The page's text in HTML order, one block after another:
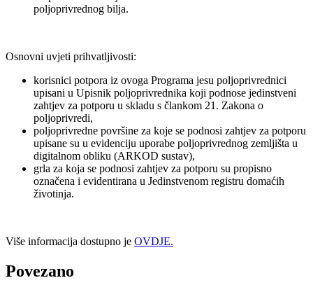
poljoprivrednog bilja.
Osnovni uvjeti prihvatljivosti:
korisnici potpora iz ovoga Programa jesu poljoprivrednici
upisani u Upisnik poljoprivrednika koji podnose jedinstveni
zahtjev za potporu u skladu s člankom 21. Zakona o
poljoprivredi,
poljoprivredne površine za koje se podnosi zahtjev za potporu
upisane su u evidenciju uporabe poljoprivrednog zemljišta u
digitalnom obliku (ARKOD sustav),
grla za koja se podnosi zahtjev za potporu su propisno
označena i evidentirana u Jedinstvenom registru domaćih
životinja.
Više informacija dostupno je OVDJE.
Povezano